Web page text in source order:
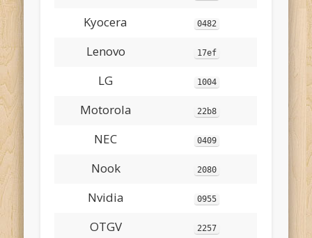
Kyocera
0482
Lenovo 17ef
LG 1004
Motorola 22b8
NEC 0409
Nook 2080
Nvidia 0955
OTGV 2257